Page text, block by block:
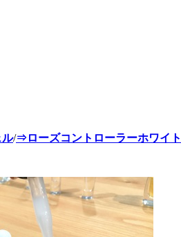
/⇒ローズコントローラーホワイ